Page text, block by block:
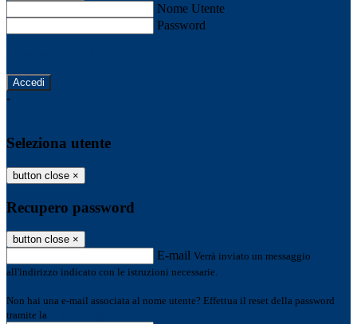
Nome Utente
Password
-
Seleziona utente
button close ×
Recupero password
button close ×
E-mail Verrà inviato un messaggio
all'indirizzo indicato con le istruzioni necessarie.
Non hai una e-mail associata al nome utente? Effettua il reset della password
tramite la